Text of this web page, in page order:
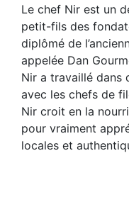
Le chef Nir est un
petit-fils des
diplômé de
appelée Dan
Nir a travaillé dans
avec les chefs de
Nir croit en la
pour vraiment
locales et